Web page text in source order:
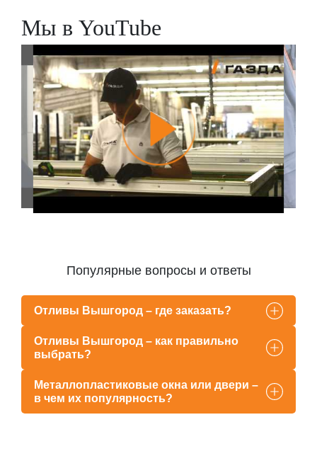
Мы в YouTube
Популярные вопросы и ответы
Отливы Вышгород – где заказать?
Отливы Вышгород – как правильно
выбрать?
Металлопластиковые окна или двери –
в чем их популярность?